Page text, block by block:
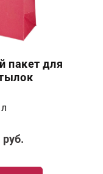
пакет для
руб.